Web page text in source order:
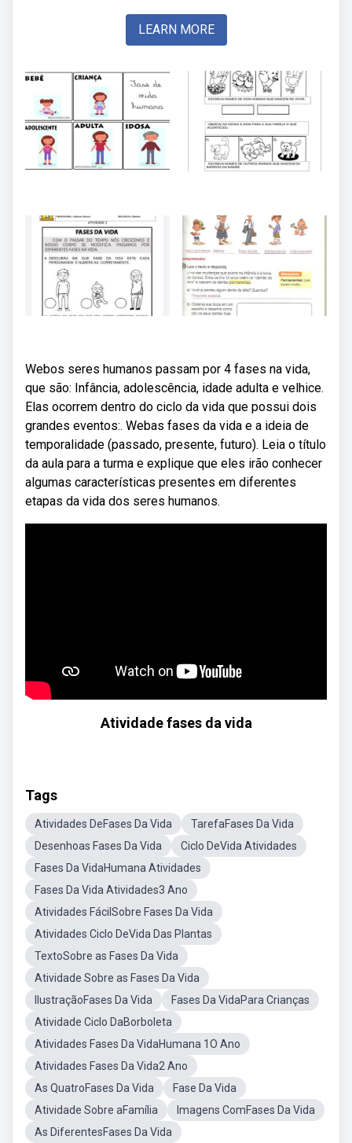
LEARN MORE
Webos seres humanos passam por 4 fases na vida,
que são: Infância, adolescência, idade adulta e velhice.
Elas ocorrem dentro do ciclo da vida que possui dois
grandes eventos:. Webas fases da vida e a ideia de
temporalidade (passado, presente, futuro). Leia o título
da aula para a turma e explique que eles irão conhecer
algumas características presentes em diferentes
etapas da vida dos seres humanos.
Atividade fases da vida
Tags
Atividades DeFases Da Vida
TarefaFases Da Vida
Desenhoas Fases Da Vida
Ciclo DeVida Atividades
Fases Da VidaHumana Atividades
Fases Da Vida Atividades3 Ano
Atividades FácilSobre Fases Da Vida
Atividades Ciclo DeVida Das Plantas
TextoSobre as Fases Da Vida
Atividade Sobre as Fases Da Vida
IlustraçãoFases Da Vida
Fases Da VidaPara Crianças
Atividade Ciclo DaBorboleta
Atividades Fases Da VidaHumana 1O Ano
Atividades Fases Da Vida2 Ano
As QuatroFases Da Vida
Fase Da Vida
Atividade Sobre aFamília
Imagens ComFases Da Vida
As DiferentesFases Da Vida